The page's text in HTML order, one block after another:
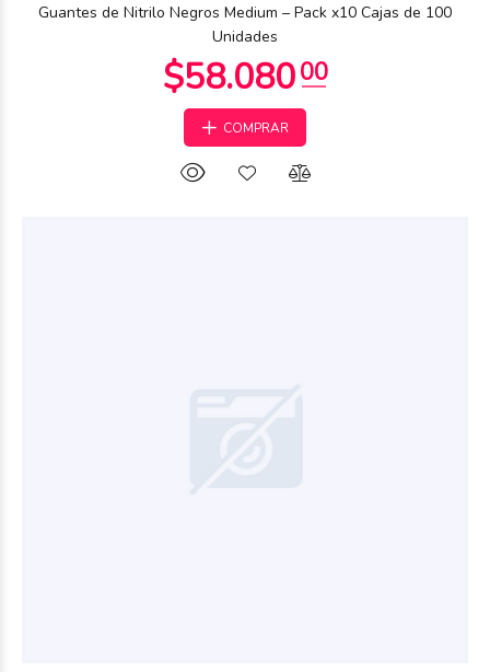
Guantes de Nitrilo Negros Medium – Pack x10 Cajas de 100
Unidades
COMPRAR